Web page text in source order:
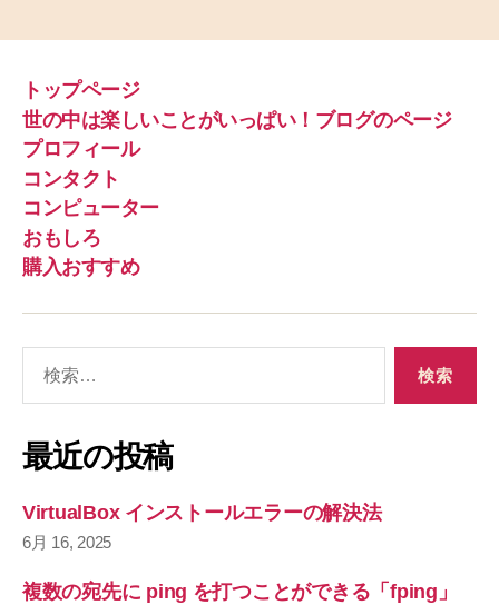
トップページ
世の中は楽しいことがいっぱい！ブログのページ
プロフィール
コンタクト
コンピューター
おもしろ
購入おすすめ
象
最近の投稿
VirtualBox インストールエラーの解決法
6月 16, 2025
複数の宛先に ping を打つことができる「fping」